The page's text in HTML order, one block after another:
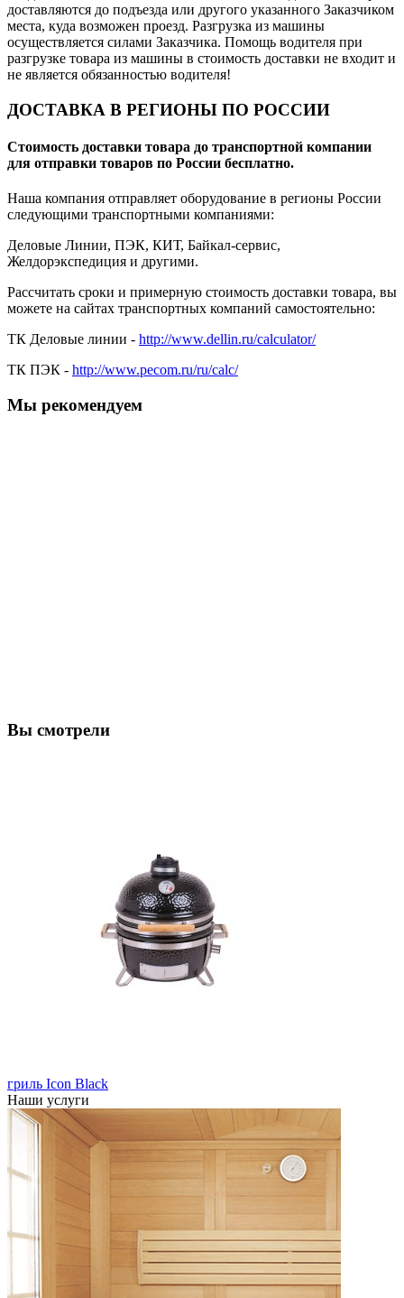
доставляются до подъезда или другого указанного Заказчиком
места, куда возможен проезд. Разгрузка из машины
осуществляется силами Заказчика. Помощь водителя при
разгрузке товара из машины в стоимость доставки не входит и
не является обязанностью водителя!
ДОСТАВКА В РЕГИОНЫ ПО РОССИИ
Стоимость доставки товара до транспортной компании
для отправки товаров по России бесплатно.
Наша компания отправляет оборудование в регионы России
следующими транспортными компаниями:
Деловые Линии, ПЭК, КИТ, Байкал-сервис,
Желдорэкспедиция и другими.
Рассчитать сроки и примерную стоимость доставки товара, вы
можете на сайтах транспортных компаний самостоятельно:
ТК Деловые линии - http://www.dellin.ru/calculator/
ТК ПЭК - http://www.pecom.ru/ru/calc/
Мы рекомендуем
Вы смотрели
гриль Icon Black
Наши услуги